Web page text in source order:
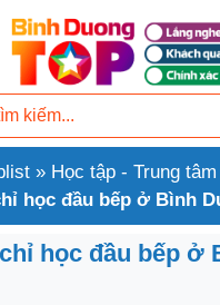
» Học tập - Trung
học đầu bếp ở Bình
học đầu bếp ở